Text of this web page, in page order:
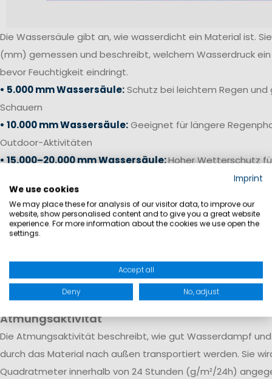
Die Wassersäule gibt an, wie wasserdicht ein Material ist.
(mm) gemessen und beschreibt, welchem Wasserdruck
bevor Feuchtigkeit eindringt.
• 5.000 mm Wassersäule:Schutz bei leichtem Regen
Schauern
• 10.000 mm Wassersäule:Geeignet für längere
Outdoor-Aktivitäten
• 15.000–20.000 mm Wassersäule:Hoher Wetterschutz
• 20.000 mm+ Wassersäule:
Bedingungen auf See
Gerade bei Segelhosen und Salopetten ist neben einer
robuste Verstärkungen sorgen dafür, dass Feuchtigkeit
Bedingungen zuverlässig draußen bleibt.
Atmungsaktivität
Die Atmungsaktivität beschreibt, wie gut Wasserdampf
durch das Material nach außen transportiert werden. Sie
Quadratmeter innerhalb von 24 Stunden (g/m²/24h)
Imprint
We use cookies
We may place these for analysis of our visitor data, to improve our
website, show personalised content and to give you a great website
experience. For more information about the cookies we use open the
settings.
Accept all
Deny No, adjust